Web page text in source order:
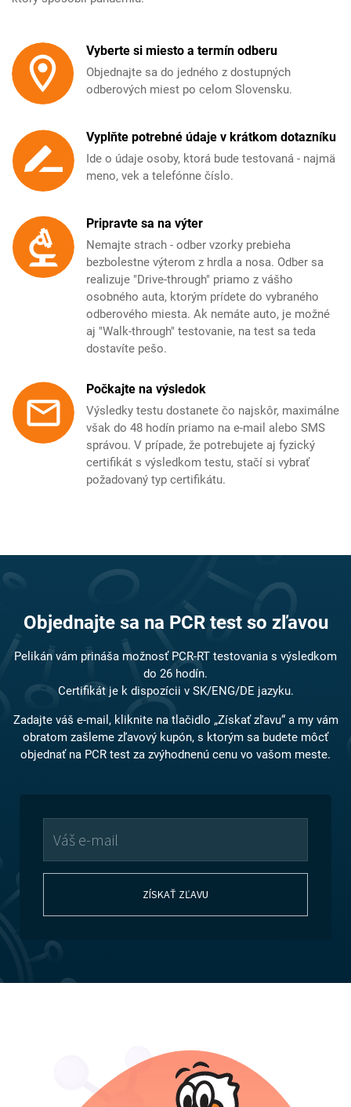
Vyberte si miesto a termín odberu
Objednajte sa do jedného z dostupných
odberových miest po celom Slovensku.
Vyplňte potrebné údaje v krátkom dotazníku
Ide o údaje osoby, ktorá bude testovaná - najmä
meno, vek a telefónne číslo.
Pripravte sa na výter
Nemajte strach - odber vzorky prebieha
bezbolestne výterom z hrdla a nosa. Odber sa
realizuje "Drive-through" priamo z vášho
osobného auta, ktorým prídete do vybraného
odberového miesta. Ak nemáte auto, je možné
aj "Walk-through" testovanie, na test sa teda
dostavíte pešo.
Počkajte na výsledok
Výsledky testu dostanete čo najskôr, maximálne
však do 48 hodín priamo na e-mail alebo SMS
správou. V prípade, že potrebujete aj fyzický
certifikát s výsledkom testu, stačí si vybrať
požadovaný typ certifikátu.
Objednajte sa na PCR test so zľavou
Pelikán vám prináša možnosť PCR-RT testovania s výsledkom
do 26 hodín.
Certifikát je k dispozícii v SK/ENG/DE jazyku.
Zadajte váš e-mail, kliknite na tlačidlo „Získať zľavu“ a my vám
obratom zašleme zľavový kupón, s ktorým sa budete môcť
objednať na PCR test za zvýhodnenú cenu vo vašom meste.
ZÍSKAŤ ZĽAVU